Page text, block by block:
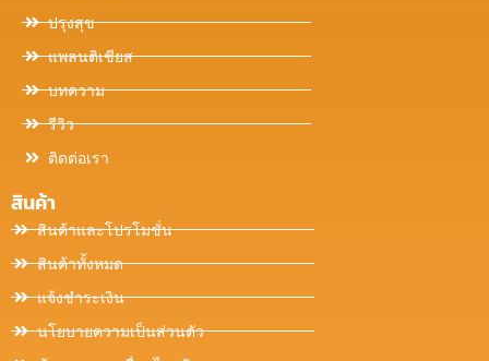
ปรุงสุข
แพลนติเชียส
บทความ
รีวิว
ติดต่อเรา
สินค้า
สินค้าและโปรโมชั่น
สินค้าทั้งหมด
แจ้งชำระเงิน
นโยบายความเป็นส่วนตัว